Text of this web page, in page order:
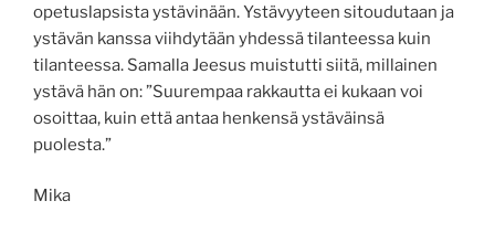
opetuslapsista ystävinään. Ystävyyteen sitoudutaan ja
ystävän kanssa viihdytään yhdessä tilanteessa kuin
tilanteessa. Samalla Jeesus muistutti siitä, millainen
ystävä hän on: ”Suurempaa rakkautta ei kukaan voi
osoittaa, kuin että antaa henkensä ystäväinsä
puolesta.”
Mika